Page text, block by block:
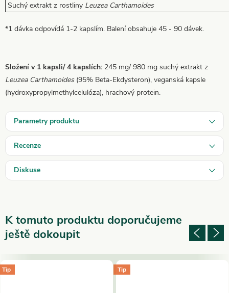
Suchý extrakt z rostliny Leuzea Carthamoides
*1 dávka odpovídá 1-2 kapslím. Balení obsahuje 45 - 90 dávek.
Složení v 1 kapsli/ 4 kapslích: 245 mg/ 980 mg suchý extrakt z
Leuzea Carthamoides(95% Beta-Ekdysteron), veganská kapsle
(hydroxypropylmethylcelulóza), hrachový protein.
Parametry produktu
Recenze
Diskuse
K tomuto produktu doporučujeme
ještě dokoupit
Tip Tip